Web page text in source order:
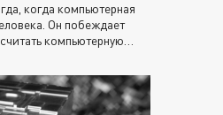
когда компьютерная
Он побеждает
компьютерную